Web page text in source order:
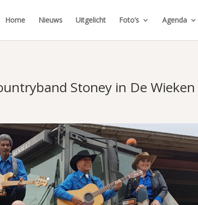
Home Nieuws Uitgelicht Foto’s Agenda
Stoney in De Wieken